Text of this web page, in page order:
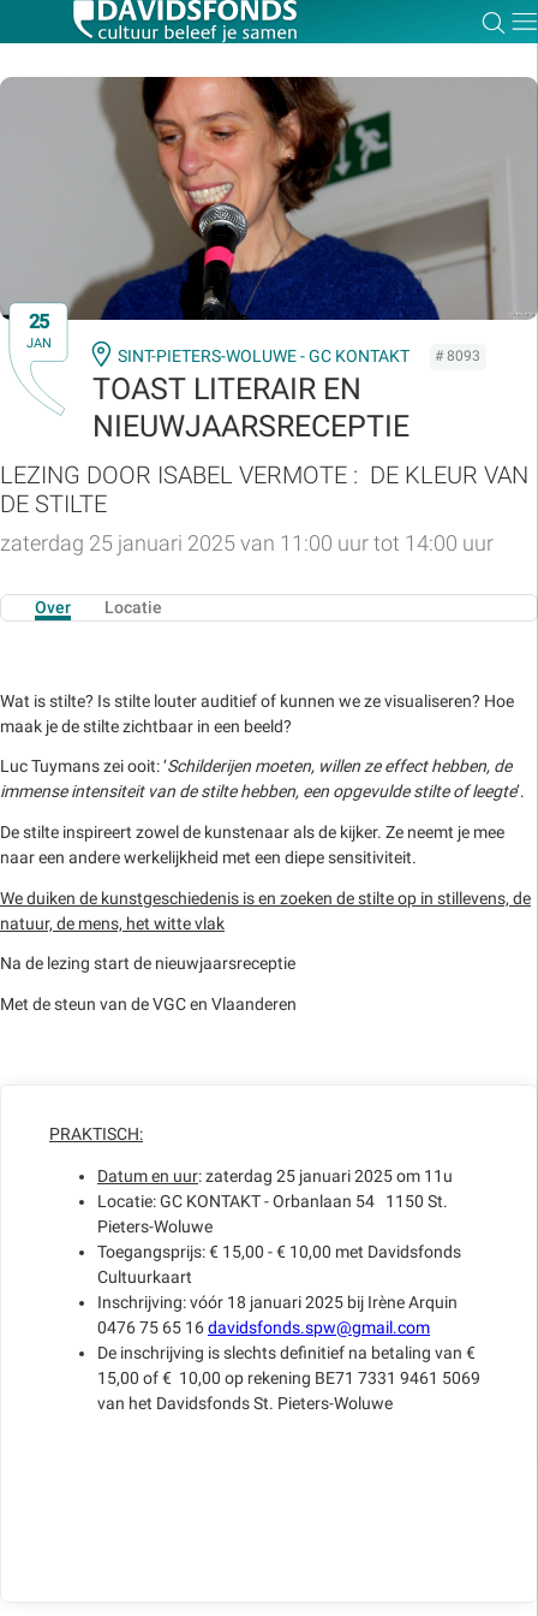
25
JAN
SINT-PIETERS-WOLUWE - GC KONTAKT # 8093
TOAST LITERAIR EN
NIEUWJAARSRECEPTIE
LEZING DOOR ISABEL VERMOTE : DE KLEUR VAN
DE STILTE
zaterdag 25 januari 2025 van 11:00 uur tot 14:00 uur
Over Locatie
Wat is stilte? Is stilte louter auditief of kunnen we ze visualiseren? Hoe
maak je de stilte zichtbaar in een beeld?
Luc Tuymans zei ooit: ‘Schilderijen moeten, willen ze effect hebben, de
immense intensiteit van de stilte hebben, een opgevulde stilte of leegte’.
De stilte inspireert zowel de kunstenaar als de kijker. Ze neemt je mee
naar een andere werkelijkheid met een diepe sensitiviteit.
We duiken de kunstgeschiedenis is en zoeken de stilte op in stillevens, de
natuur, de mens, het witte vlak
Na de lezing start de nieuwjaarsreceptie
Met de steun van de VGC en Vlaanderen
PRAKTISCH:
Datum en uur: zaterdag 25 januari 2025 om 11u
Locatie: GC KONTAKT - Orbanlaan 54 1150 St.
Pieters-Woluwe
Toegangsprijs: € 15,00 - € 10,00 met Davidsfonds
Cultuurkaart
Inschrijving: vóór 18 januari 2025 bij Irène Arquin
0476 75 65 16davidsfonds.spw@gmail.com
De inschrijving is slechts definitief na betaling van €
15,00 of € 10,00 op rekening BE71 7331 9461 5069
van het Davidsfonds St. Pieters-Woluwe